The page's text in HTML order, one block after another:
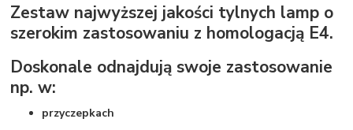
Zestaw najwyższej jakości tylnych lamp o
szerokim zastosowaniu z homologacją E4.
Doskonale odnajdują swoje zastosowanie
np. w:
przyczepkach